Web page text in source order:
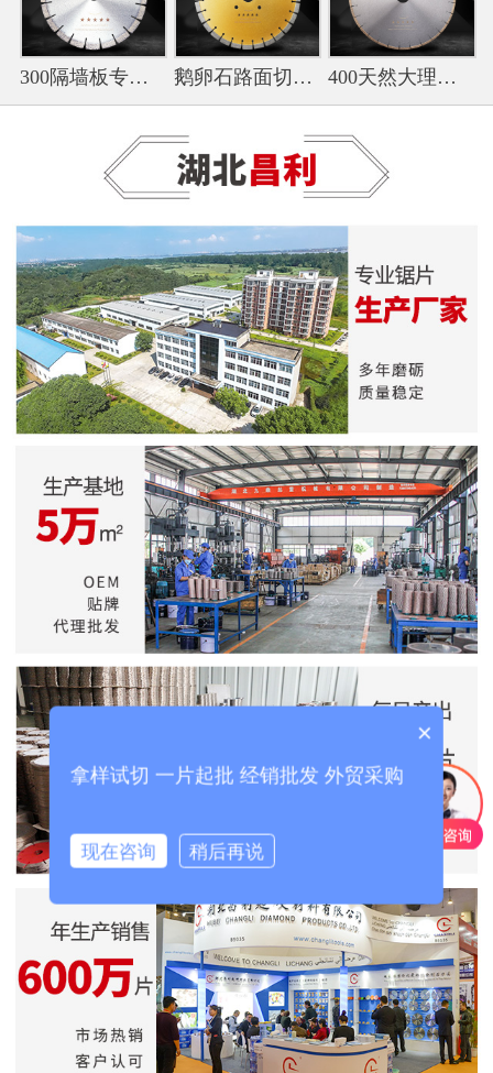
300隔墙板专用切割片 鹅卵石路面切割专用锯片 400天然大理石锯片
×
拿样试切 一片起批 经销批发 外贸采购
现在咨询 稍后再说